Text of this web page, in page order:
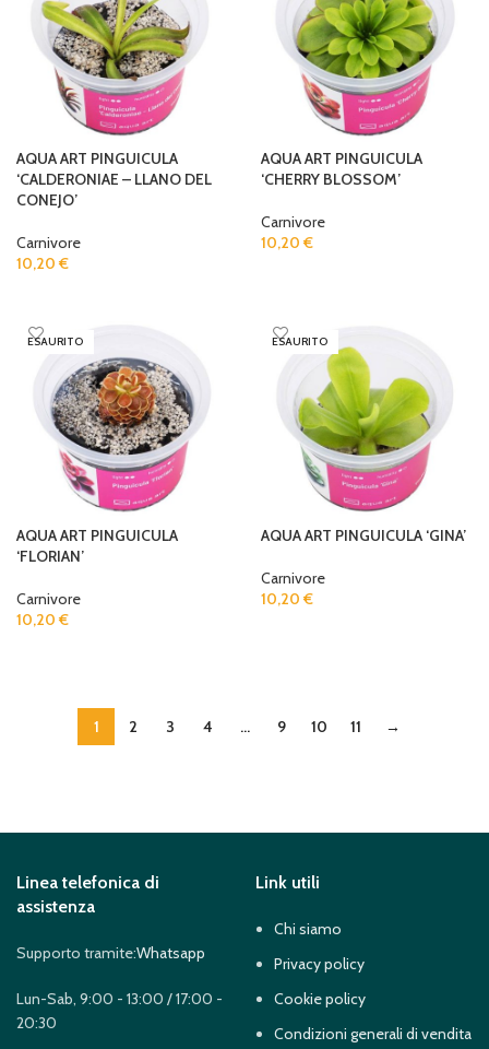
AQUA ART PINGUICULA
‘CALDERONIAE – LLANO DEL
CONEJO’
Carnivore
10,20 €
AQUA ART PINGUICULA
‘CHERRY BLOSSOM’
Carnivore
10,20 €
ESAURITO
AQUA ART PINGUICULA
‘FLORIAN’
Carnivore
10,20 €
ESAURITO
AQUA ART PINGUICULA ‘GINA’
Carnivore
10,20 €
1 2 3 4 … 9 10 11 →
Linea telefonica di
assistenza
Supporto tramite:Whatsapp
Lun-Sab, 9:00 - 13:00 / 17:00 -
20:30
Link utili
Chi siamo
Privacy policy
Cookie policy
Condizioni generali di vendita